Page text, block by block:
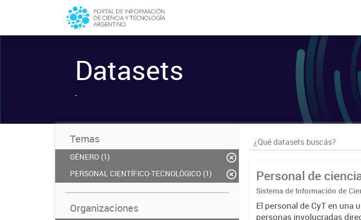
Datasets
-
Temas
GÉNERO (1)
PERSONAL CIENTÍFICO-TECNOLÓGICO (1)
Organizaciones
Personal de
Sistema de Información de
El personal de CyT en una
personas involucradas